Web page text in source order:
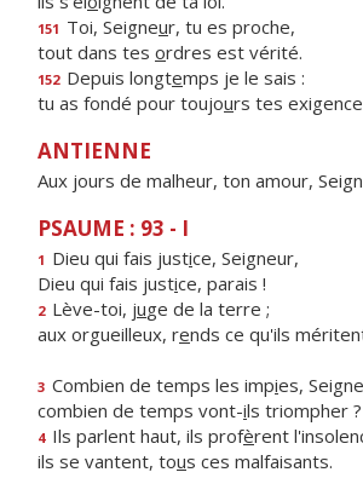
151 Toi, Seigneur, tu es proche,
tout dans tes ordres est vérité.
152 Depuis longtemps je le sais :
tu as fondé pour toujours tes
ANTIENNE
Aux jours de malheur, ton amour,
PSAUME : 93 - I
1 Dieu qui fais justice, Seigneur,
Dieu qui fais justice, parais !
2 Lève-toi, juge de la terre ;
aux orgueilleux, rends ce qu'ils
3 Combien de temps les impies,
combien de temps vont-ils triompher ?
4 Ils parlent haut, ils profèrent
ils se vantent, tous ces malfaisants.